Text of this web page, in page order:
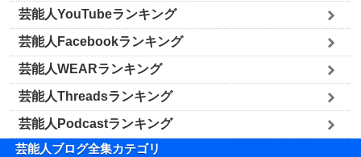
芸能人YouTubeランキング
芸能人Facebookランキング
芸能人WEARランキング
芸能人Threadsランキング
芸能人Podcastランキング
芸能人ブログ全集カテゴリ